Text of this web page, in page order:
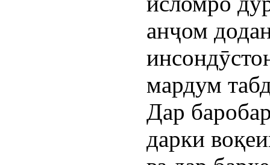
анҷом
мардум
Дар
дарки